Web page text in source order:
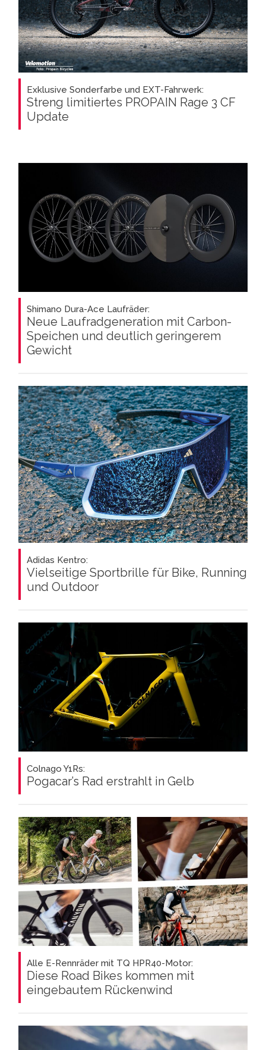
Exklusive Sonderfarbe und EXT-Fahrwerk:
Streng limitiertes PROPAIN Rage 3 CF
Update
Shimano Dura-Ace Laufräder:
Neue Laufradgeneration mit Carbon-
Speichen und deutlich geringerem
Gewicht
Adidas Kentro:
Vielseitige Sportbrille für Bike, Running
und Outdoor
Colnago Y1Rs:
Pogacar’s Rad erstrahlt in Gelb
Alle E-Rennräder mit TQ HPR40-Motor:
Diese Road Bikes kommen mit
eingebautem Rückenwind